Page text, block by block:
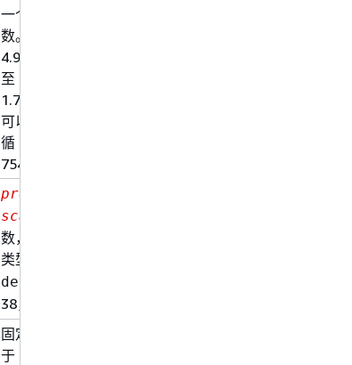
一个 64 位有符号的双精度浮点
数。范围为
4.94065645841246544e-324d
至
1.79769313486231570e+308d，
可以为正数，也可以为负数。遵
循 IEEE 浮点运算标准（IEEE
754）。
precision
scale
数，默认值为 0。例如，使用以下
类型定义：
decimal(15)
38，最大
固定长度字符数据，指定长度介
于 1 到 255 之间，例如